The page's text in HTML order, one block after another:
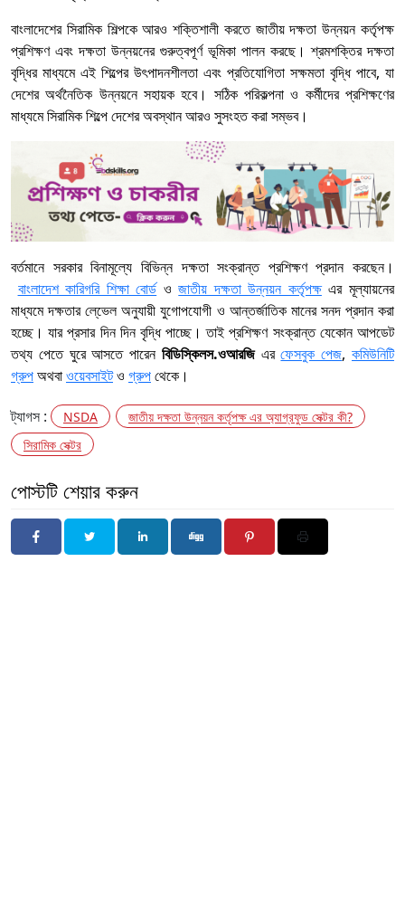
বাংলাদেশের সিরামিক শিল্পকে আরও শক্তিশালী করতে জাতীয় দক্ষতা উন্নয়ন কর্তৃপক্ষ
প্রশিক্ষণ এবং দক্ষতা উন্নয়নের গুরুত্বপূর্ণ ভূমিকা পালন করছে। শ্রমশক্তির দক্ষতা
বৃদ্ধির মাধ্যমে এই শিল্পের উৎপাদনশীলতা এবং প্রতিযোগিতা সক্ষমতা বৃদ্ধি পাবে, যা
দেশের অর্থনৈতিক উন্নয়নে সহায়ক হবে। সঠিক পরিকল্পনা ও কর্মীদের প্রশিক্ষণের
মাধ্যমে সিরামিক শিল্পে দেশের অবস্থান আরও সুসংহত করা সম্ভব।
বর্তমানে সরকার বিনামূল্যে বিভিন্ন দক্ষতা সংক্রান্ত প্রশিক্ষণ প্রদান করছেন।
বাংলাদেশ কারিগরি শিক্ষা বোর্ড ওজাতীয় দক্ষতা উন্নয়ন কর্তৃপক্ষ এর মূল্যায়নের
মাধ্যমে দক্ষতার লে্ভেল অনুযায়ী যুগোপযোগী ও আন্তর্জাতিক মানের সনদ প্রদান করা
হচ্ছে। যার প্রসার দিন দিন বৃদ্ধি পাচ্ছে। তাই প্রশিক্ষণ সংক্রান্ত যেকোন আপডেট
তথ্য পেতে ঘুরে আসতে পারেন বিডিস্কিলস.ওআরজিএরফেসবুক পেজ,কমিউনিটি
গ্রুপঅথবাওয়েবসাইটও গ্রুপথেকে।
ট্যাগস : NSDA
জাতীয় দক্ষতা উন্নয়ন কর্তৃপক্ষ এর অ্যাগ্রফুড সেক্টর কী?
সিরামিক সেক্টর
পোস্টটি শেয়ার করুন